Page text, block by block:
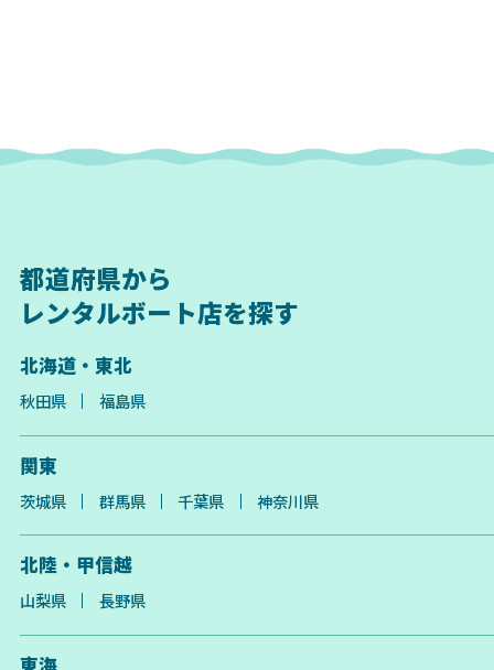
都道府県から
レンタルボート店を探す
北海道・東北
秋田県 福島県
関東
茨城県 群馬県 千葉県 神奈川県
北陸・甲信越
山梨県 長野県
東海